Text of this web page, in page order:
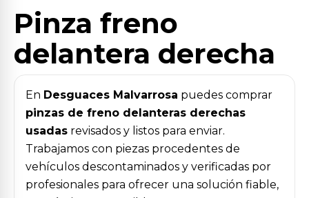
Pinza freno
delantera derecha
En Desguaces Malvarrosa puedes comprar
pinzas de freno delanteras derechas
usadas revisados y listos para enviar.
Trabajamos con piezas procedentes de
vehículos descontaminados y verificadas por
profesionales para ofrecer una solución fiable,